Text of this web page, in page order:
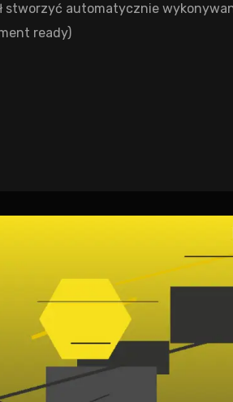
stworzyć automatycznie
ready)